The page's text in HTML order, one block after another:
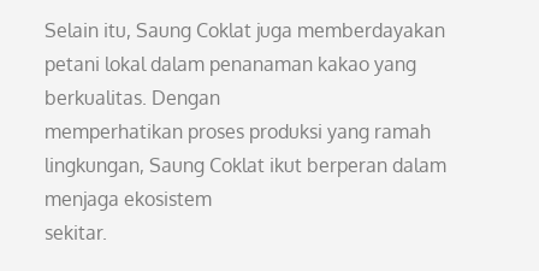
Selain itu, Saung Coklat juga memberdayakan
petani lokal dalam penanaman kakao yang
berkualitas. Dengan
memperhatikan proses produksi yang ramah
lingkungan, Saung Coklat ikut berperan dalam
menjaga ekosistem
sekitar.